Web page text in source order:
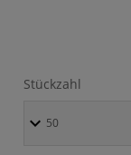
Stückzahl